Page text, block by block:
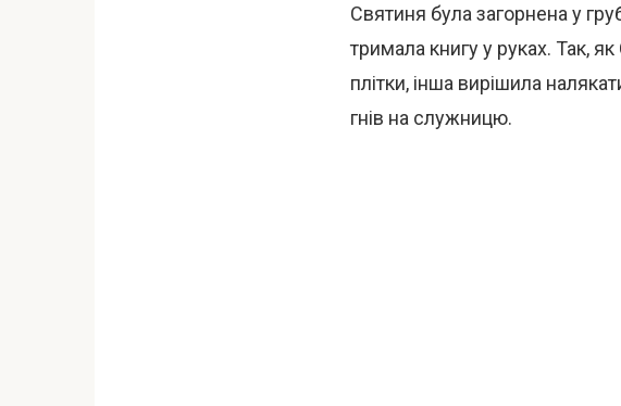
Святиня була загорнена у
тримала книгу у руках. Так,
плітки, інша вирішила
гнів на служницю.